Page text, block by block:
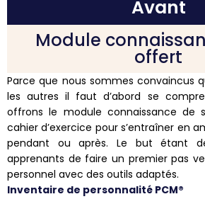
Avant
Module
offert
Parce que nous sommes convaincus
les autres il faut d’abord se
offrons le module connaissance de
cahier d’exercice pour s’entraîner en
pendant ou après. Le but étant
apprenants de faire un premier pas
personnel avec des outils adaptés.
Inventaire de personnalité PCM®️